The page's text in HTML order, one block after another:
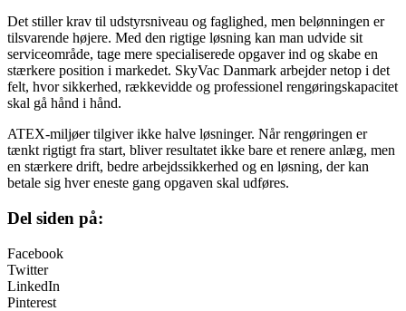
Det stiller krav til udstyrsniveau og faglighed, men belønningen er
tilsvarende højere. Med den rigtige løsning kan man udvide sit
serviceområde, tage mere specialiserede opgaver ind og skabe en
stærkere position i markedet. SkyVac Danmark arbejder netop i det
felt, hvor sikkerhed, rækkevidde og professionel rengøringskapacitet
skal gå hånd i hånd.
ATEX-miljøer tilgiver ikke halve løsninger. Når rengøringen er
tænkt rigtigt fra start, bliver resultatet ikke bare et renere anlæg, men
en stærkere drift, bedre arbejdssikkerhed og en løsning, der kan
betale sig hver eneste gang opgaven skal udføres.
Del siden på:
Facebook
Twitter
LinkedIn
Pinterest